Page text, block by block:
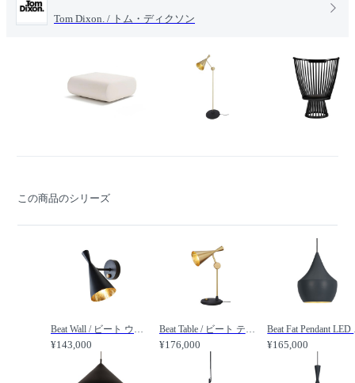
Tom Dixon. / トム・ディクソン
この商品のシリーズ
Beat Wall / ビート ウォールライト /
¥143,000
Beat Table / ビート テーブルライト /
¥176,000
Beat
¥165,000